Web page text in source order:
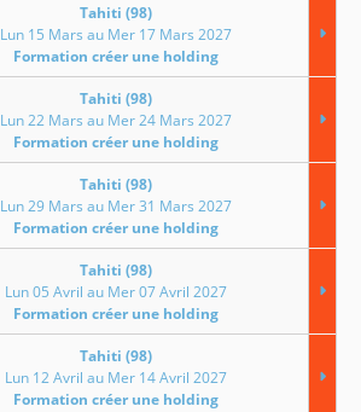
Tahiti (98)
Lun 15 Mars au Mer 17 Mars 2027
Formation créer une holding
Tahiti (98)
Lun 22 Mars au Mer 24 Mars 2027
Formation créer une holding
Tahiti (98)
Lun 29 Mars au Mer 31 Mars 2027
Formation créer une holding
Tahiti (98)
Lun 05 Avril au Mer 07 Avril 2027
Formation créer une holding
Tahiti (98)
Lun 12 Avril au Mer 14 Avril 2027
Formation créer une holding